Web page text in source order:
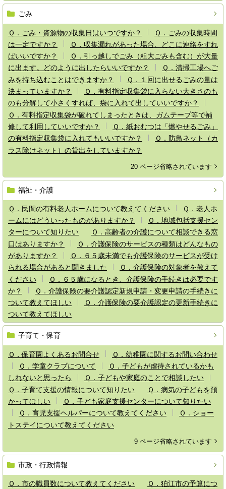
ごみ
Ｑ．ごみ・資源物の収集日はいつですか？
Ｑ．ごみの収集時間
は一定ですか？
Ｑ．収集漏れがあった場合、どこに連絡をすれ
ばいいですか？
Ｑ．引っ越しでごみ（粗大ごみも含む）が大量
に出ます。どのように出したらいいですか？
Ｑ．清掃工場へご
みを持ち込むことはできますか？
Ｑ．１回に出せるごみの量は
決まっていますか？
Ｑ．有料指定収集袋に入らない大きさのも
のも分解して小さくすれば、袋に入れて出していいですか？
Ｑ．有料指定収集袋が破れてしまったときは、ガムテープ等で補
修して利用していいですか？
Ｑ．紙おむつは「燃やせるごみ」
の有料指定収集袋に入れてもいいですか？
Ｑ．防鳥ネット（カ
ラス除けネット）の貸出をしていますか？
20 ページ省略されています
福祉・介護
Ｑ．民間の有料老人ホームについて教えてください
Ｑ．老人ホ
ームにはどういったものがありますか？
Ｑ．地域包括支援セン
ターについて知りたい
Ｑ．高齢者の介護について相談できる窓
口はありますか？
Ｑ．介護保険のサービスの種類はどんなもの
がありますか？
Ｑ．６５歳未満でも介護保険のサービスが受け
られる場合があると聞きました
Ｑ．介護保険の対象者を教えて
ください
Ｑ．６５歳になるとき、介護保険の手続きは必要です
か？
Ｑ．介護保険の要介護認定新規申請・変更申請の手続きに
ついて教えてほしい
Ｑ．介護保険の要介護認定の更新手続きに
ついて教えてほしい
子育て・保育
Ｑ．保育園よくあるお問合せ
Ｑ．幼稚園に関するお問い合わせ
Ｑ．学童クラブについて
Ｑ．子どもが虐待されているかも
しれないと思ったら
Ｑ．子どもや家庭のことで相談したい
Ｑ．子育て支援の情報について知りたい
Ｑ．病気の子どもを預
かってほしい
Ｑ．子ども家庭支援センターについて知りたい
Ｑ．育児支援ヘルパーについて教えてください
Ｑ．ショー
トステイについて教えてください
9 ページ省略されています
市政・行政情報
Ｑ．市の職員数について教えてください
Ｑ．狛江市の予算につ